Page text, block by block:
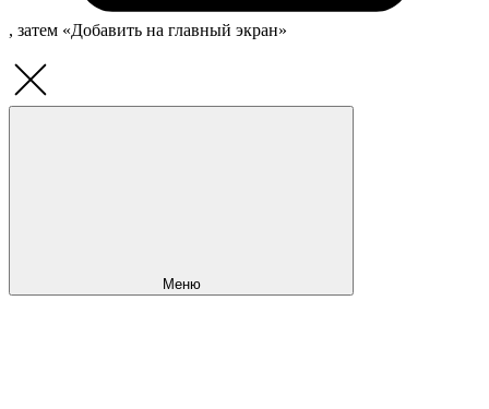
, затем «Добавить на главный экран»
Меню